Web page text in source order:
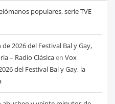
populares, serie TVE
2026 del Festival Bal y Gay,
– Radio Clásicaen Vox
del Festival Bal y Gay, la